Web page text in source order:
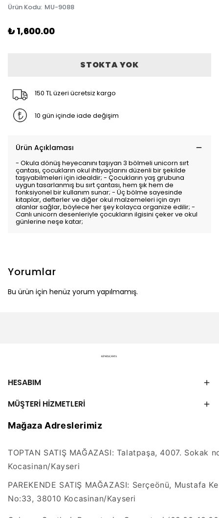
Ürün Kodu: MU-9088
₺ 1,600.00
STOKTA YOK
150 TL üzeri ücretsiz kargo
10 gün içinde iade değişim
Ürün Açıklaması
- Okula dönüş heyecanını taşıyan 3 bölmeli unicorn sırt
çantası, çocukların okul ihtiyaçlarını düzenli bir şekilde
taşıyabilmeleri için idealdir; - Çocukların yaş grubuna
uygun tasarlanmış bu sırt çantası, hem şık hem de
fonksiyonel bir kullanım sunar; - Üç bölme sayesinde
kitaplar, defterler ve diğer okul malzemeleri için ayrı
alanlar sağlar, böylece her şey kolayca organize edilir; -
Canlı unicorn desenleriyle çocukların ilgisini çeker ve okul
günlerine neşe katar;
Yorumlar
Bu ürün için henüz yorum yapılmamış.
HESABIM
MÜŞTERİ HİZMETLERİ
Mağaza Adreslerimiz
TOPTAN SATIŞ MAĞAZASI: Talatpaşa, 4007. Sokak
Kocasinan/Kayseri
PAREKENDE SATIŞ MAĞAZASI: Serçeönü, Mustafa
No:33, 38010 Kocasinan/Kayseri